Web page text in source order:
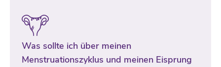
Was sollte ich über meinen
Menstruationszyklus und meinen Eisprung